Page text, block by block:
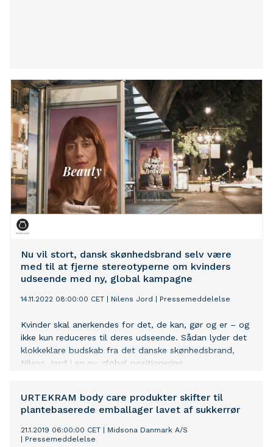
Nu vil stort, dansk skønhedsbrand selv være
med til at fjerne stereotyperne om kvinders
udseende med ny, global kampagne
14.11.2022 08:00:00 CET Nilens Jord Pressemeddelelse
Kvinder skal anerkendes for det, de kan, gør og er – og
ikke kun reduceres til deres udseende. Sådan lyder det
klokkeklare budskab fra det danske skønhedsbrand,
Nilens Jord i en ny, global positionering.
lyder det.
URTEKRAM body care produkter skifter til
plantebaserede emballager lavet af sukkerrør
21.1.2019 06:00:00 CET
Midsona Danmark A/S
Pressemeddelelse